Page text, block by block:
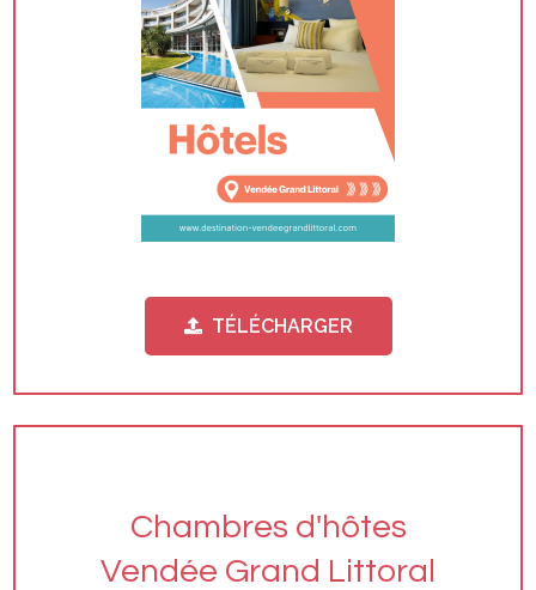
TÉLÉCHARGER
Chambres d'hôtes
Vendée Grand Littoral